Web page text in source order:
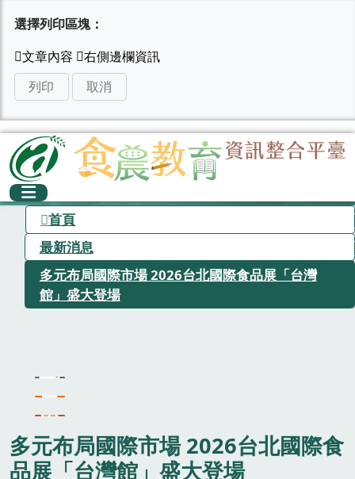
選擇列印區塊：
列印 取消
首頁
最新消息
多元布局國際市場 2026台北國際食品展「台灣
館」盛大登場
多元布局國際市場 2026台北國際食
品展「台灣館」盛大登場